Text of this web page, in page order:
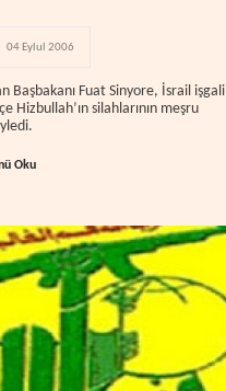
04 Eylul 2006
Başbakanı Fuat Sinyore, İsrail işgali
Hizbullah’ın silahlarının meşru
Oku